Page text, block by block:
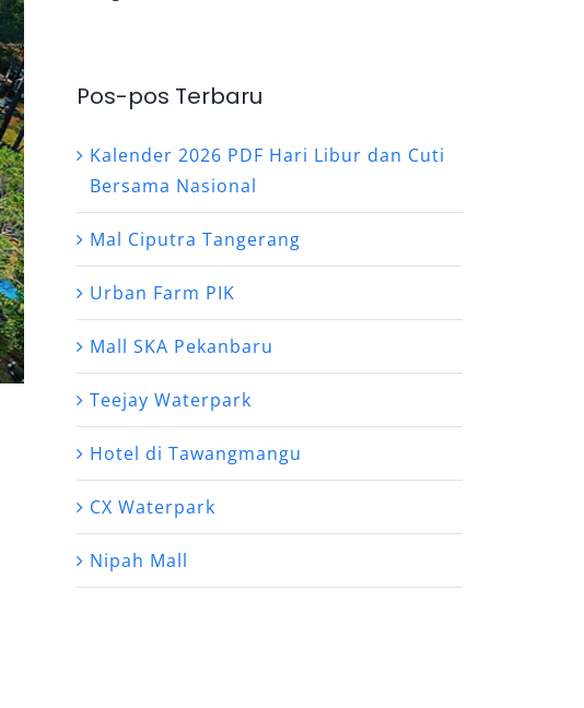
Pos-pos Terbaru
Kalender 2026 PDF Hari Libur dan Cuti
Bersama Nasional
Mal Ciputra Tangerang
Urban Farm PIK
Mall SKA Pekanbaru
Teejay Waterpark
Hotel di Tawangmangu
CX Waterpark
Nipah Mall